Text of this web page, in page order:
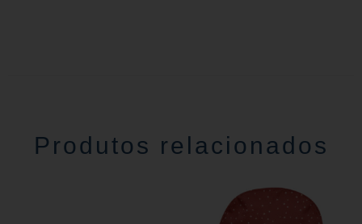
Produtos relacionados